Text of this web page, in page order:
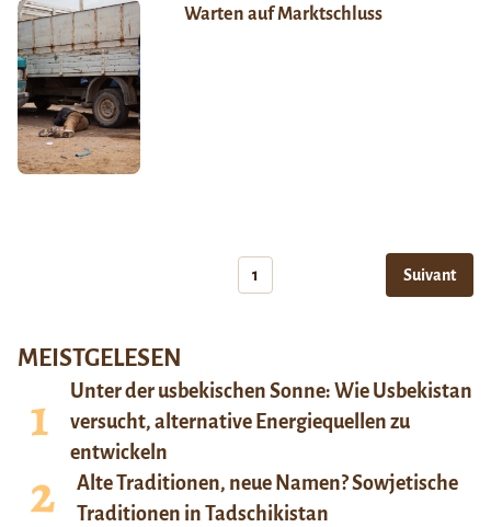
Warten auf Marktschluss
1 Suivant
MEISTGELESEN
Unter der usbekischen Sonne: Wie Usbekistan
versucht, alternative Energiequellen zu
entwickeln
Alte Traditionen, neue Namen? Sowjetische
Traditionen in Tadschikistan